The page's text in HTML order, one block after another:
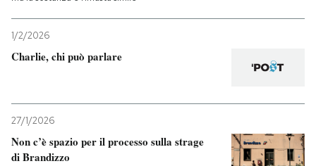
1/2/2026
Charlie, chi può parlare
27/1/2026
Non c’è spazio per il processo sulla strage
di Brandizzo